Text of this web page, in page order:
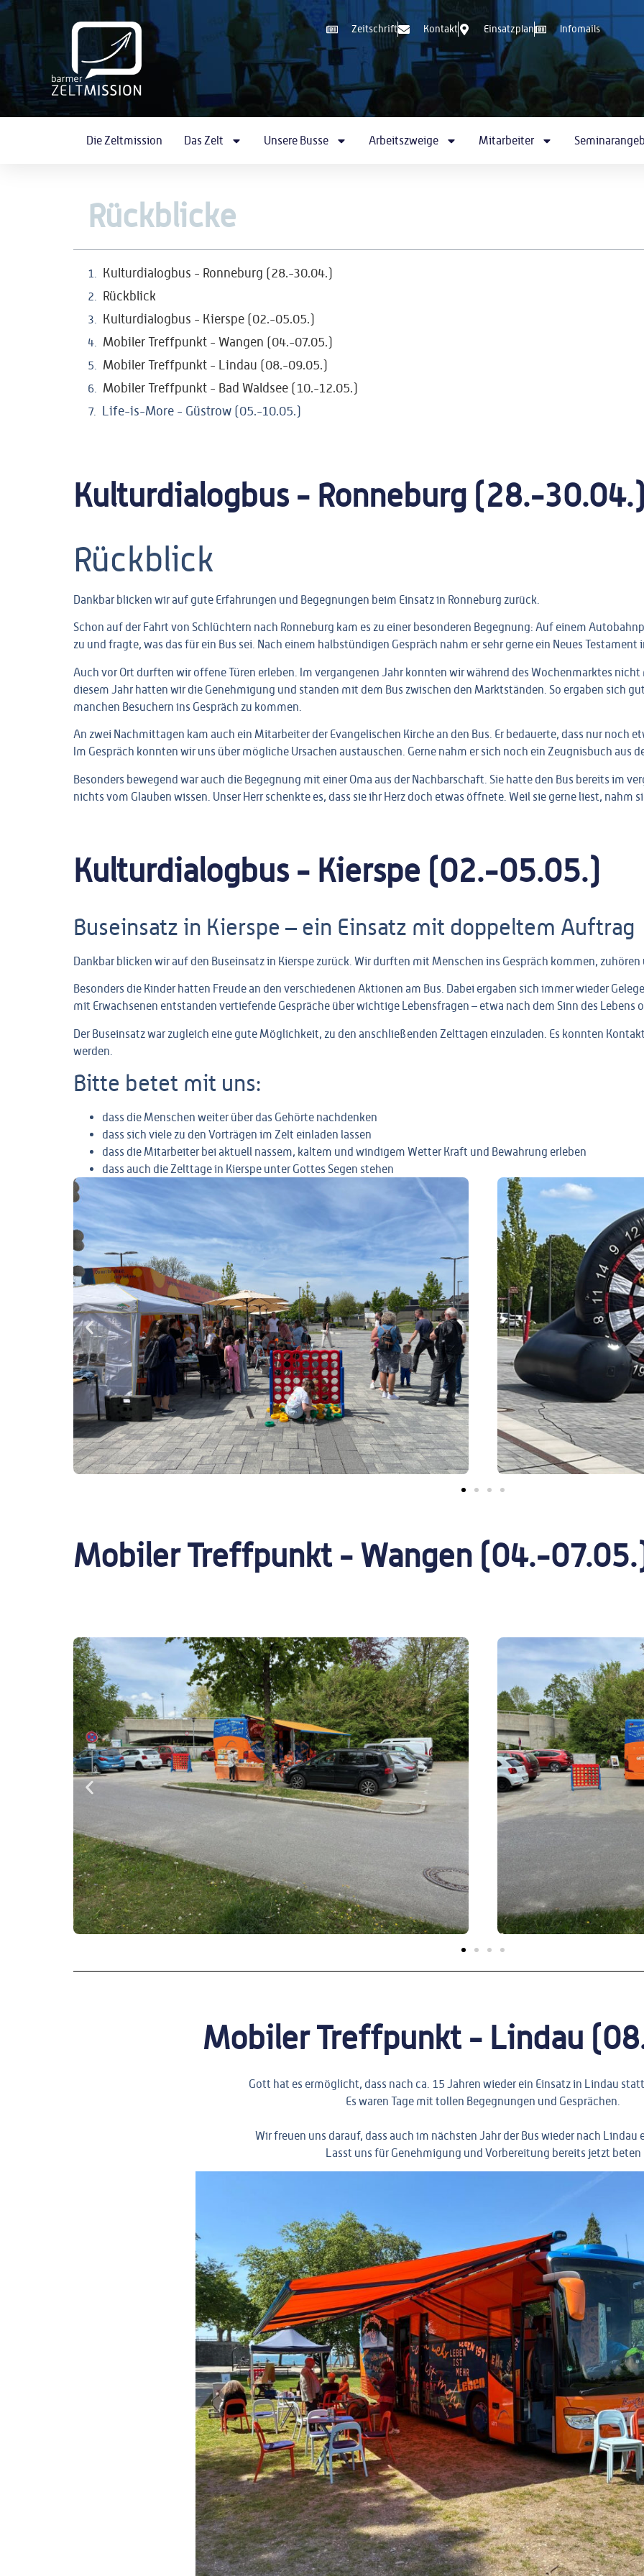
Zeitschrift Kontakt Einsatzplan Infomails
Die Zeltmission Das Zelt Unsere Busse Arbeitszweige Mitarbeiter
Rückblicke
Kulturdialogbus - Ronneburg (28.-30.04.)
Rückblick
Kulturdialogbus - Kierspe (02.-05.05.)
Mobiler Treffpunkt - Wangen (04.-07.05.)
Mobiler Treffpunkt - Lindau (08.-09.05.)
Mobiler Treffpunkt - Bad Waldsee (10.-12.05.)
Life-is-More - Güstrow (05.-10.05.)
Kulturdialogbus - Ronneburg (28.-
Rückblick
Dankbar blicken wir auf gute Erfahrungen und Begegnungen beim Einsatz in Ronneburg zurück.
Schon auf der Fahrt von Schlüchtern nach Ronneburg kam es zu einer besonderen Begegnung: Auf einem
zu und fragte, was das für ein Bus sei. Nach einem halbstündigen Gespräch nahm er sehr gerne ein Neues Testament
Auch vor Ort durften wir offene Türen erleben. Im vergangenen Jahr konnten wir während des Wochenmarktes
diesem Jahr hatten wir die Genehmigung und standen mit dem Bus zwischen den Marktständen. So ergaben sich
manchen Besuchern ins Gespräch zu kommen.
An zwei Nachmittagen kam auch ein Mitarbeiter der Evangelischen Kirche an den Bus. Er bedauerte, dass nur noch
Im Gespräch konnten wir uns über mögliche Ursachen austauschen. Gerne nahm er sich noch ein Zeugnisbuch aus
Besonders bewegend war auch die Begegnung mit einer Oma aus der Nachbarschaft. Sie hatte den Bus bereits im
nichts vom Glauben wissen. Unser Herr schenkte es, dass sie ihr Herz doch etwas öffnete. Weil sie gerne liest, nahm
Kulturdialogbus - Kierspe (02.-05.05.)
Buseinsatz in Kierspe – ein Einsatz mit doppeltem Auftrag
Dankbar blicken wir auf den Buseinsatz in Kierspe zurück. Wir durften mit Menschen ins Gespräch kommen,
Besonders die Kinder hatten Freude an den verschiedenen Aktionen am Bus. Dabei ergaben sich immer wieder
mit Erwachsenen entstanden vertiefende Gespräche über wichtige Lebensfragen – etwa nach dem Sinn des Lebens
Der Buseinsatz war zugleich eine gute Möglichkeit, zu den anschließenden Zelttagen einzuladen. Es konnten
werden.
Bitte betet mit uns:
dass die Menschen weiter über das Gehörte nachdenken
dass sich viele zu den Vorträgen im Zelt einladen lassen
dass die Mitarbeiter bei aktuell nassem, kaltem und windigem Wetter Kraft und Bewahrung erleben
dass auch die Zelttage in Kierspe unter Gottes Segen stehen
Mobiler Treffpunkt - Wangen (04.-
Mobiler Treffpunkt - Lindau
Gott hat es ermöglicht, dass nach ca. 15 Jahren wieder ein Einsatz in Lindau
Es waren Tage mit tollen Begegnungen und Gesprächen.
Wir freuen uns darauf, dass auch im nächsten Jahr der Bus wieder nach Lindau
Lasst uns für Genehmigung und Vorbereitung bereits jetzt beten